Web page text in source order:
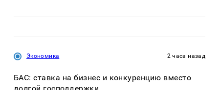
Экономика 2 часа назад
БАС: ставка на бизнес и конкуренцию вместо